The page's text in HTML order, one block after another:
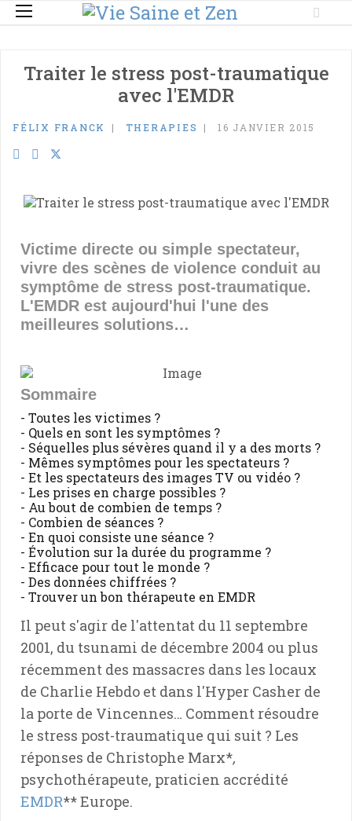
Traiter le stress post-traumatique
avec l'EMDR
FÉLIX FRANCK THERAPIES 16 JANVIER 2015
Victime directe ou simple spectateur,
vivre des scènes de violence conduit au
symptôme de stress post-traumatique.
L'EMDR est aujourd'hui l'une des
meilleures solutions…
Sommaire
- Toutes les victimes ?
- Quels en sont les symptômes ?
- Séquelles plus sévères quand il y a des morts ?
- Mêmes symptômes pour les spectateurs ?
- Et les spectateurs des images TV ou vidéo ?
- Les prises en charge possibles ?
- Au bout de combien de temps ?
- Combien de séances ?
- En quoi consiste une séance ?
- Évolution sur la durée du programme ?
- Efficace pour tout le monde ?
- Des données chiffrées ?
- Trouver un bon thérapeute en EMDR
Il peut s'agir de l'attentat du 11 septembre
2001, du tsunami de décembre 2004 ou plus
récemment des massacres dans les locaux
de Charlie Hebdo et dans l'Hyper Casher de
la porte de Vincennes… Comment résoudre
le stress post-traumatique qui suit ? Les
réponses de Christophe Marx*,
psychothérapeute, praticien accrédité
EMDR** Europe.